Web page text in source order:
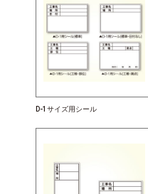
D-1サイズ用シール